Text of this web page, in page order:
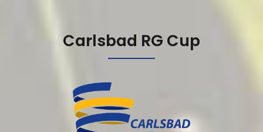
Carlsbad RG Cup